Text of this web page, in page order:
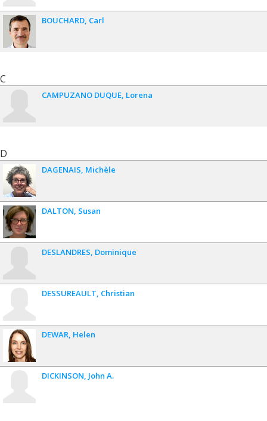
BOUCHARD Carl
C
CAMPUZANO DUQUE Lorena
D
DAGENAIS Michèle
DALTON Susan
DESLANDRES Dominique
DESSUREAULT Christian
DEWAR Helen
DICKINSON John A.